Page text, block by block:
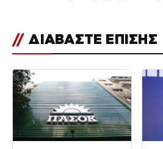
// ΔΙΑΒΑΣΤΕ ΕΠΙΣΗΣ